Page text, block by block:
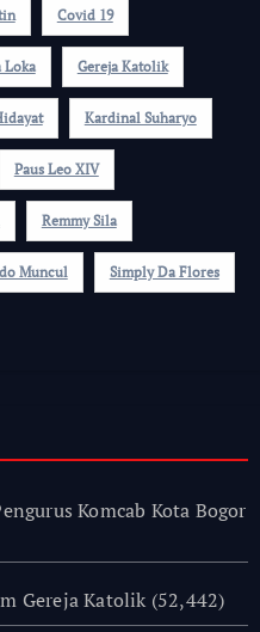
Covid 19
Loka Gereja Katolik
Kardinal Suharyo
Paus Leo XIV
Remmy Sila
Muncul Simply Da Flores
Komcab Kota Bogor
Gereja Katolik (52,442)